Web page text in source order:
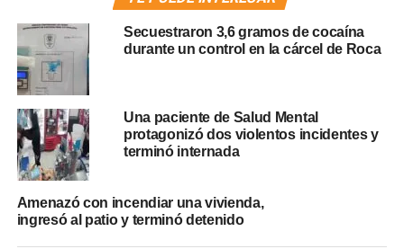
Secuestraron 3,6 gramos de cocaína
durante un control en la cárcel de Roca
Una paciente de Salud Mental
protagonizó dos violentos incidentes y
terminó internada
Amenazó con incendiar una vivienda,
ingresó al patio y terminó detenido